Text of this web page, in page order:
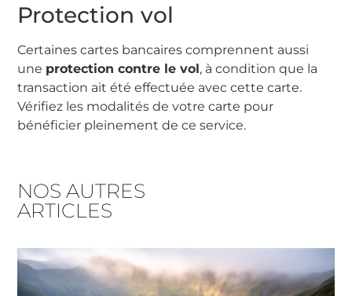
Protection vol
Certaines cartes bancaires comprennent aussi
une protection contre le vol, à condition que la
transaction ait été effectuée avec cette carte.
Vérifiez les modalités de votre carte pour
bénéficier pleinement de ce service.
NOS AUTRES
ARTICLES